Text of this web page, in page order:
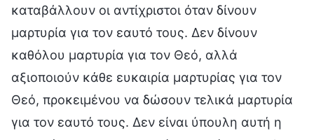
καταβάλλουν οι αντίχριστοι όταν δίνουν
μαρτυρία για τον εαυτό τους. Δεν δίνουν
καθόλου μαρτυρία για τον Θεό, αλλά
αξιοποιούν κάθε ευκαιρία μαρτυρίας για τον
Θεό, προκειμένου να δώσουν τελικά μαρτυρία
για τον εαυτό τους. Δεν είναι ύπουλη αυτή η